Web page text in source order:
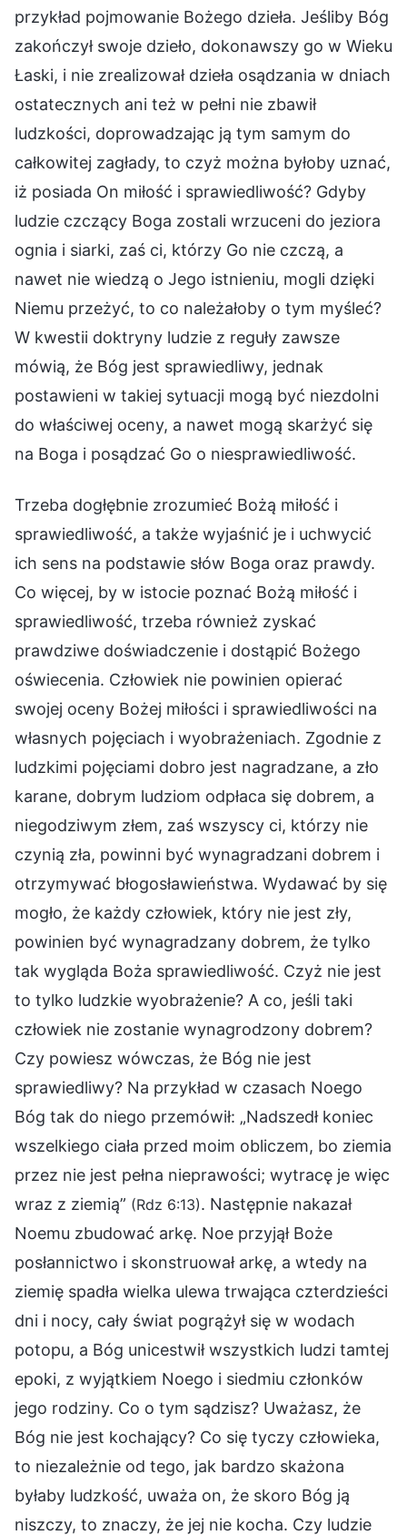
przykład pojmowanie Bożego dzieła. Jeśliby Bóg
zakończył swoje dzieło, dokonawszy go w Wieku
Łaski, i nie zrealizował dzieła osądzania w dniach
ostatecznych ani też w pełni nie zbawił
ludzkości, doprowadzając ją tym samym do
całkowitej zagłady, to czyż można byłoby uznać,
iż posiada On miłość i sprawiedliwość? Gdyby
ludzie czczący Boga zostali wrzuceni do jeziora
ognia i siarki, zaś ci, którzy Go nie czczą, a
nawet nie wiedzą o Jego istnieniu, mogli dzięki
Niemu przeżyć, to co należałoby o tym myśleć?
W kwestii doktryny ludzie z reguły zawsze
mówią, że Bóg jest sprawiedliwy, jednak
postawieni w takiej sytuacji mogą być niezdolni
do właściwej oceny, a nawet mogą skarżyć się
na Boga i posądzać Go o niesprawiedliwość.
Trzeba dogłębnie zrozumieć Bożą miłość i
sprawiedliwość, a także wyjaśnić je i uchwycić
ich sens na podstawie słów Boga oraz prawdy.
Co więcej, by w istocie poznać Bożą miłość i
sprawiedliwość, trzeba również zyskać
prawdziwe doświadczenie i dostąpić Bożego
oświecenia. Człowiek nie powinien opierać
swojej oceny Bożej miłości i sprawiedliwości na
własnych pojęciach i wyobrażeniach. Zgodnie z
ludzkimi pojęciami dobro jest nagradzane, a zło
karane, dobrym ludziom odpłaca się dobrem, a
niegodziwym złem, zaś wszyscy ci, którzy nie
czynią zła, powinni być wynagradzani dobrem i
otrzymywać błogosławieństwa. Wydawać by się
mogło, że każdy człowiek, który nie jest zły,
powinien być wynagradzany dobrem, że tylko
tak wygląda Boża sprawiedliwość. Czyż nie jest
to tylko ludzkie wyobrażenie? A co, jeśli taki
człowiek nie zostanie wynagrodzony dobrem?
Czy powiesz wówczas, że Bóg nie jest
sprawiedliwy? Na przykład w czasach Noego
Bóg tak do niego przemówił: „Nadszedł koniec
wszelkiego ciała przed moim obliczem, bo ziemia
przez nie jest pełna nieprawości; wytracę je więc
wraz z ziemią” (Rdz 6:13). Następnie nakazał
Noemu zbudować arkę. Noe przyjął Boże
posłannictwo i skonstruował arkę, a wtedy na
ziemię spadła wielka ulewa trwająca czterdzieści
dni i nocy, cały świat pogrążył się w wodach
potopu, a Bóg unicestwił wszystkich ludzi tamtej
epoki, z wyjątkiem Noego i siedmiu członków
jego rodziny. Co o tym sądzisz? Uważasz, że
Bóg nie jest kochający? Co się tyczy człowieka,
to niezależnie od tego, jak bardzo skażona
byłaby ludzkość, uważa on, że skoro Bóg ją
niszczy, to znaczy, że jej nie kocha. Czy ludzie